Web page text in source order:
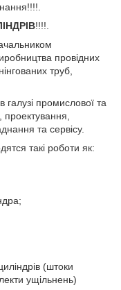
!!!!.
провідних
труб,
промислової та
проектування,
та сервісу.
такі роботи як:
(штоки
ущільнень)